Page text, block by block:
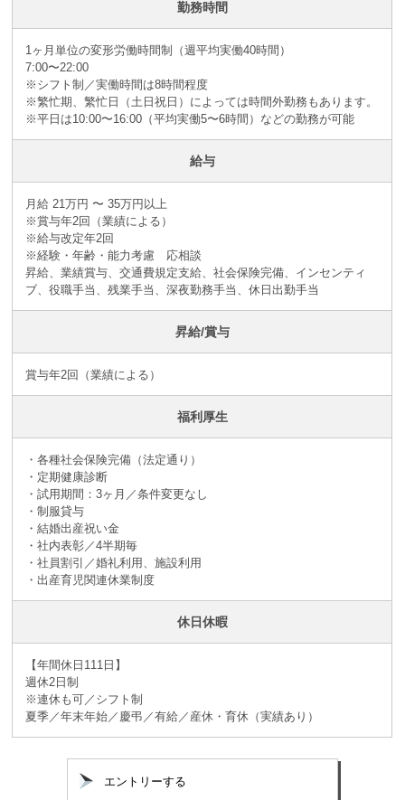
勤務時間
1ヶ月単位の変形労働時間制（週平均実働40時間）
7:00〜22:00
※シフト制／実働時間は8時間程度
※繁忙期、繁忙日（土日祝日）によっては時間外勤務もあります。
※平日は10:00〜16:00（平均実働5〜6時間）などの勤務が可能
給与
月給 21万円 〜 35万円以上
※賞与年2回（業績による）
※給与改定年2回
※経験・年齢・能力考慮 応相談
昇給、業績賞与、交通費規定支給、社会保険完備、インセンティ
ブ、役職手当、残業手当、深夜勤務手当、休日出勤手当
昇給/賞与
賞与年2回（業績による）
福利厚生
・各種社会保険完備（法定通り）
・定期健康診断
・試用期間：3ヶ月／条件変更なし
・制服貸与
・結婚出産祝い金
・社内表彰／4半期毎
・社員割引／婚礼利用、施設利用
・出産育児関連休業制度
休日休暇
【年間休日111日】
週休2日制
※連休も可／シフト制
夏季／年末年始／慶弔／有給／産休・育休（実績あり）
エントリーする